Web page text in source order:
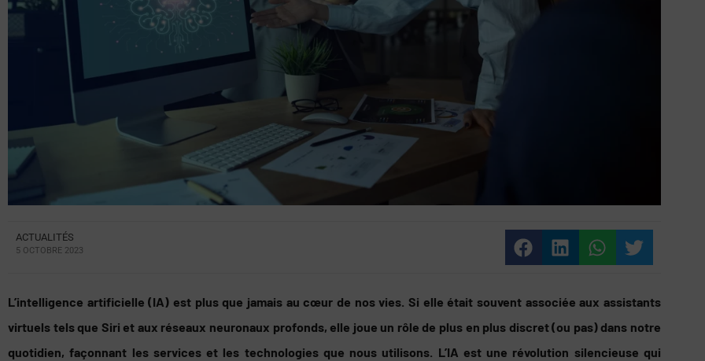
ACTUALITÉS
5 OCTOBRE 2023
L’intelligence artificielle (IA) est plus que jamais au cœur de nos vies. Si elle était souvent associée aux assistants
virtuels tels que Siri et aux réseaux neuronaux profonds, elle joue un rôle de plus en plus discret (ou pas) dans notre
quotidien, façonnant les services et les technologies que nous utilisons. L’IA est une révolution silencieuse qui